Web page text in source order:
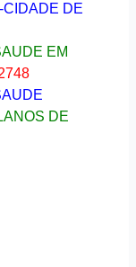
CIDADE DE
EM
DE